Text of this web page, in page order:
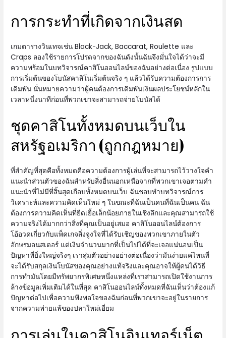
การกระทำที่เกิดจากเงินสด
เกมตารางวินเทจเช่น Black-Jack, Baccarat, Roulette และ
Craps ลองใช้รายการโปรดจากของฉันดังนั้นฉันจึงมั่นใจได้ว่าจะมี
ความพร้อมในบทวิจารณ์คาสิโนออนไลน์ของฉันอย่างต่อเนื่อง รูปแบบ
การเริ่มต้นของโบนัสคาสิโนเริ่มต้นจริง ๆ แล้วได้รับความต้องการการ
เดิมพัน นั่นหมายความว่าผู้คนต้องการเดิมพันเงินผลประโยชน์หลักใน
เวลาหนึ่งนาทีก่อนที่พวกเขาจะสามารถจ่ายโบนัสได้
ชุดคาสิโนทั้งหมดบนเว็บใน
สหรัฐอเมริกา (ถูกกฎหมาย)
ที่สำคัญที่สุดคือทั้งหมดคือความต้องการผู้เล่นที่จะสามารถไว้วางใจคำ
แนะนำส่วนตัวของฉันสำหรับสิ่งอื่นนอกเหนือจากที่พวกเขาเจอตามคำ
แนะนำที่ไม่มีที่สิ้นสุดเกือบทั้งหมดบนเว็บ ฉันชอบทำบทวิจารณ์การ
วิเคราะห์และความคิดเห็นใหม่ ๆ ในขณะที่ฉันเป็นคนที่ฉันเป็นคน ฉัน
ต้องการความคิดเห็นที่ยืดเยื้อเล็กน้อยภายในเชิงลึกและคุณสามารถใช้
ความจริงได้มากกว่าสิ่งที่คุณเป็นอยู่เสมอ คาสิโนออนไลน์ต้องการ
โอ้อวดเกี่ยวกับแพ็คเกจสิ่งจูงใจที่ได้รับเชิญของพวกเขาภายในตัว
อักษรมอนสเตอร์ แต่เงินจำนวนมากที่เป็นไปได้ที่จะเจอแน่นอนเป็น
ปัญหาที่ยิ่งใหญ่จริงๆ เราสุ่มตัวอย่างอย่างต่อเนื่องว่ามันง่ายแค่ไหนที่
จะได้รับสกุลเงินโบนัสของคุณอย่างแท้จริงและคุณอาจให้ผู้คนได้วิธี
การทำมันโดยมีทรัพยากรพิเศษหนึ่งแหล่งที่เราสามารถเปิดใช้งานการ
ล้างข้อมูลเพิ่มเติมได้ในที่สุด คาสิโนออนไลน์ทั้งหมดที่ฉันเห็นว่าต้องแก้
ปัญหาต่อไปเพื่อความพึงพอใจของฉันก่อนที่พวกเขาจะอยู่ในรายการ
จากความพ่ายแพ้ของปลาใหม่เอี่ยม